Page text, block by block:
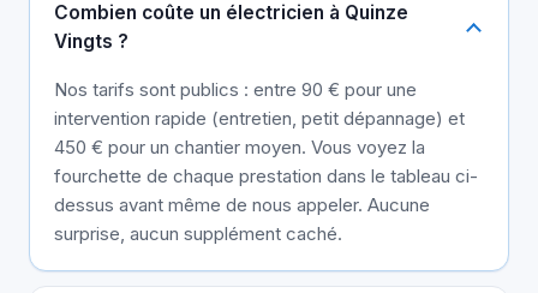
Combien coûte un électricien à Quinze
Vingts ?
Nos tarifs sont publics : entre 90 € pour une
intervention rapide (entretien, petit dépannage) et
450 € pour un chantier moyen. Vous voyez la
fourchette de chaque prestation dans le tableau ci-
dessus avant même de nous appeler. Aucune
surprise, aucun supplément caché.